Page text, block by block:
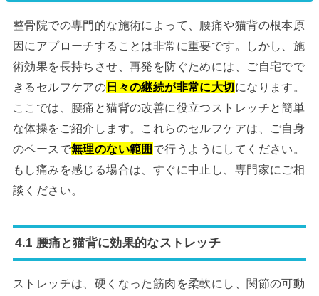
整骨院での専門的な施術によって、腰痛や猫背の根本原
因にアプローチすることは非常に重要です。しかし、施
術効果を長持ちさせ、再発を防ぐためには、ご自宅でで
きるセルフケアの日々の継続が非常に大切になります。
ここでは、腰痛と猫背の改善に役立つストレッチと簡単
な体操をご紹介します。これらのセルフケアは、ご自身
のペースで無理のない範囲 で行うようにしてください。
もし痛みを感じる場合は、すぐに中止し、専門家にご相
談ください。
4.1 腰痛と猫背に効果的なストレッチ
ストレッチは、硬くなった筋肉を柔軟にし、関節の可動